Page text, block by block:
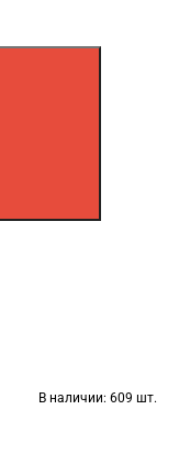
В наличии: 609 шт.